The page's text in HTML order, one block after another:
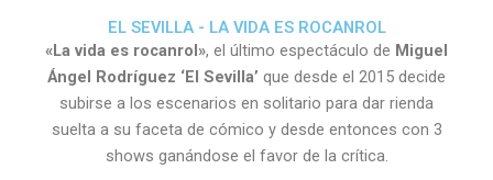
EL SEVILLA - LA VIDA ES ROCANROL
«La vida es rocanrol», el último espectáculo de Miguel
Ángel Rodríguez ‘El Sevilla’ que desde el 2015 decide
subirse a los escenarios en solitario para dar rienda
suelta a su faceta de cómico y desde entonces con 3
shows ganándose el favor de la crítica.